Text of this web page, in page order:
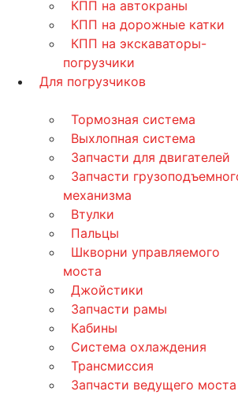
КПП на автокраны
КПП на дорожные катки
КПП на экскаваторы-
погрузчики
Для погрузчиков
Тормозная система
Выхлопная система
Запчасти для двигателей
Запчасти
механизма
Втулки
Пальцы
Шкворни управляемого
моста
Джойстики
Запчасти рамы
Кабины
Система охлаждения
Трансмиссия
Запчасти ведущего моста